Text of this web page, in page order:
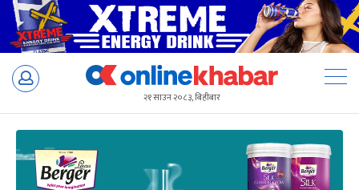
Skip
२१ साउन २०८३, बिहीबार